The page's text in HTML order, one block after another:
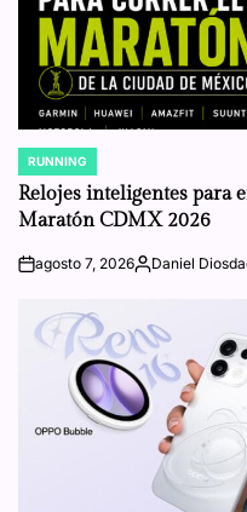
POSTED
IN
RUNNING
Relojes inteligentes para
Maratón CDMX 2026
onagosto 7, 2026Posted
Daniel